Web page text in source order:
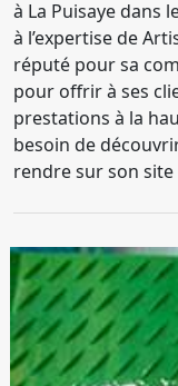
à La Puisaye dans
à l’expertise de
réputé pour sa
pour offrir à ses
prestations à la
besoin de
rendre sur son